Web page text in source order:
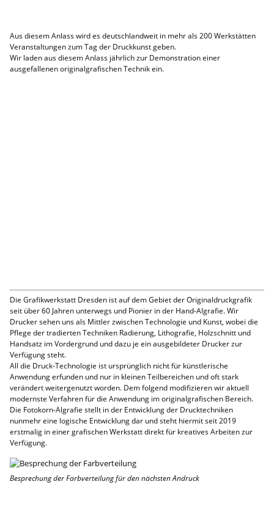
Aus diesem Anlass wird es deutschlandweit in mehr als 200 Werkstätten
Veranstaltungenzum Tag der Druckkunst geben.
Wir laden aus diesem Anlass jährlich zur Demonstration einer
ausgefallenen originalgrafischen Technik ein.
Die Grafikwerkstatt Dresden ist auf dem Gebiet der Originaldruckgrafik
seit über 60 Jahren unterwegs und Pionier in der Hand-Algrafie.Wir
Drucker sehen uns als Mittler zwischen Technologie und Kunst, wobei die
Pflege der tradierten Techniken Radierung, Lithografie, Holzschnitt und
Handsatz im Vordergrund und dazu je ein ausgebildeter Drucker zur
Verfügung steht.
All die Druck-Technologie ist ursprünglich nicht für künstlerische
Anwendung erfunden und nur in kleinen Teilbereichen und oft stark
verändert weitergenutzt worden. Dem folgend modifizieren wir aktuell
modernste Verfahren für die Anwendung im originalgrafischen Bereich.
Die Fotokorn-Algrafie stellt in der Entwicklung der Drucktechniken
nunmehr eine logische Entwicklung dar und steht hiermit seit 2019
erstmalig in einer grafischen Werkstatt direkt für kreatives Arbeiten zur
Verfügung.
Besprechung der Farbverteilung für den nächsten Andruck